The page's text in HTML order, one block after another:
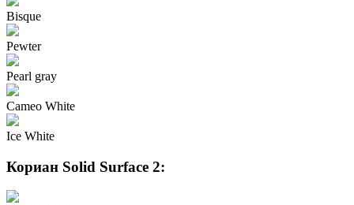
Bisque
Pewter
Pearl gray
Cameo White
Ice White
Кориан Solid Surface 2: